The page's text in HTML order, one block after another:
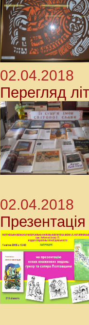
02.04.2018
Перегляд
02.04.2018